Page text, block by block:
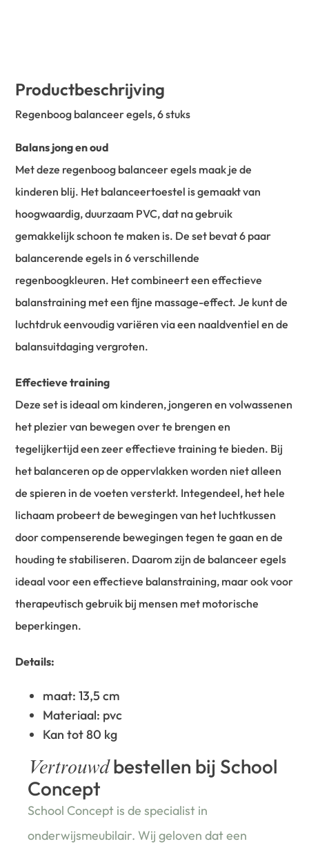
Productbeschrijving
Regenboog balanceer egels, 6 stuks
Balans jong en oud
Met deze regenboog balanceer egels maak je de
kinderen blij. Het balanceertoestel is gemaakt van
hoogwaardig, duurzaam PVC, dat na gebruik
gemakkelijk schoon te maken is. De set bevat 6 paar
balancerende egels in 6 verschillende
regenboogkleuren. Het combineert een effectieve
balanstraining met een fijne massage-effect. Je kunt de
luchtdruk eenvoudig variëren via een naaldventiel en de
balansuitdaging vergroten.
Effectieve training
Deze set is ideaal om kinderen, jongeren en volwassenen
het plezier van bewegen over te brengen en
tegelijkertijd een zeer effectieve training te bieden. Bij
het balanceren op de oppervlakken worden niet alleen
de spieren in de voeten versterkt. Integendeel, het hele
lichaam probeert de bewegingen van het luchtkussen
door compenserende bewegingen tegen te gaan en de
houding te stabiliseren. Daarom zijn de balanceer egels
ideaal voor een effectieve balanstraining, maar ook voor
therapeutisch gebruik bij mensen met motorische
beperkingen.
Details:
maat: 13,5 cm
Materiaal: pvc
Kan tot 80 kg
Vertrouwdbestellen bij School
Concept
School Concept is de specialist in
onderwijsmeubilair. Wij geloven dat een